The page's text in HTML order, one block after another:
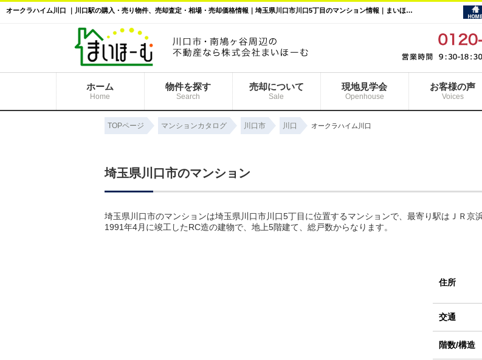
オークラハイム川口 ｜川口駅の購入・売り物件、売却査定・相場・売却価格情報｜埼玉県川口市川口5丁目のマンション情報｜まいほーむ
ホーム
Home
物件を探す
Search
売却について
Sale
現地見学会
Openhouse
お客様の声
Voices
TOPページ マンションカタログ 川口市 川口 オークラハイム川口
埼玉県川口市のマンション
埼玉県川口市のマンションは埼玉県川口市川口5丁目に位置するマンションで、最寄り駅はＪＲ京
1991年4月に竣工したRC造の建物で、地上5階建て、総戸数からなります。
住所
交通
階数/構造